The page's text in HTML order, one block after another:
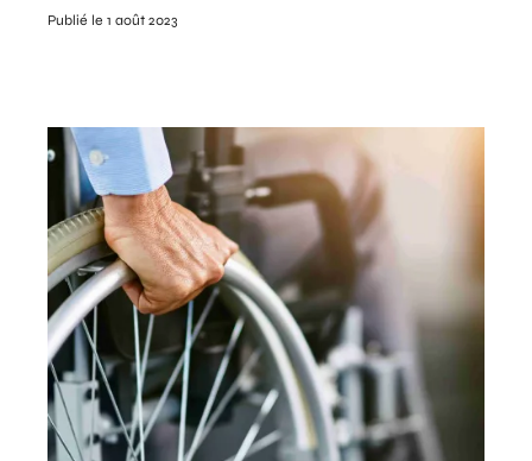
Publié le 1 août 2023